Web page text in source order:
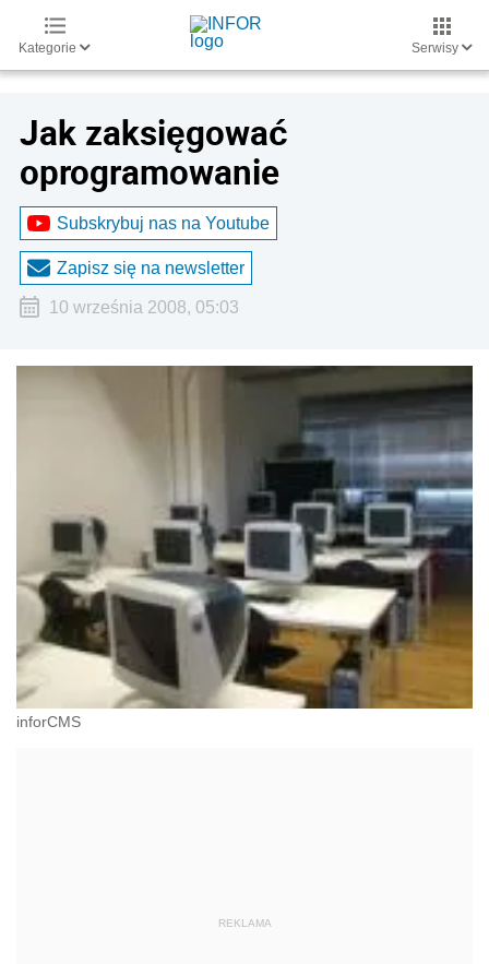
Kategorie Serwisy
Jak zaksięgować
oprogramowanie
Subskrybuj nas na Youtube
Zapisz się na newsletter
10 września 2008, 05:03
inforCMS